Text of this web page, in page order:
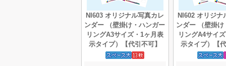
NI603 オリジナル写真カレ
ンダー （壁掛け・ハンガー
リングA3サイズ・1ヶ月表
示タイプ）【代引不可】
NI602 オリジナ
ンダー （壁掛
リングA4サイ
示タイプ）【